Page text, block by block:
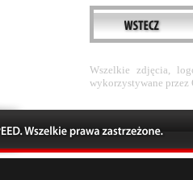
Wszelkie zdjęcia,
wykorzystywane